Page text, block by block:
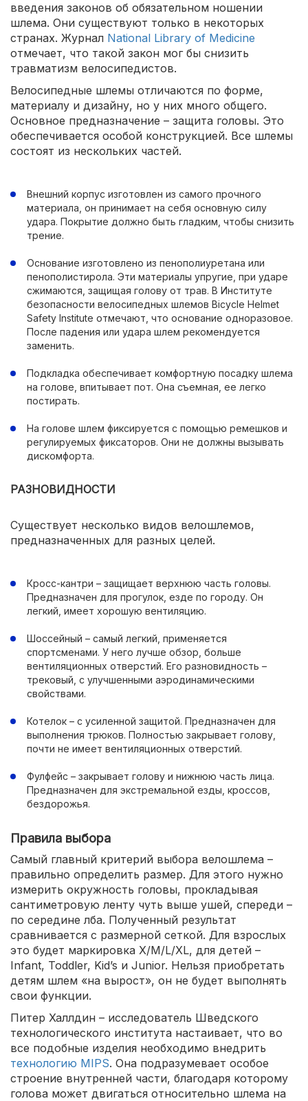
введения законов об обязательном ношении
шлема. Они существуют только в некоторых
странах. Журнал National Library of Medicine
отмечает, что такой закон мог бы снизить
травматизм велосипедистов.
Велосипедные шлемы отличаются по форме,
материалу и дизайну, но у них много общего.
Основное предназначение – защита головы. Это
обеспечивается особой конструкцией. Все шлемы
состоят из нескольких частей.
Внешний корпус изготовлен из самого прочного
материала, он принимает на себя основную силу
удара. Покрытие должно быть гладким, чтобы снизить
трение.
Основание изготовлено из пенополиуретана или
пенополистирола. Эти материалы упругие, при ударе
сжимаются, защищая голову от трав. В Институте
безопасности велосипедных шлемов Bicycle Helmet
Safety Institute отмечают, что основание одноразовое.
После падения или удара шлем рекомендуется
заменить.
Подкладка обеспечивает комфортную посадку шлема
на голове, впитывает пот. Она съемная, ее легко
постирать.
На голове шлем фиксируется с помощью ремешков и
регулируемых фиксаторов. Они не должны вызывать
дискомфорта.
РАЗНОВИДНОСТИ
Существует несколько видов велошлемов,
предназначенных для разных целей.
Кросс-кантри – защищает верхнюю часть головы.
Предназначен для прогулок, езде по городу. Он
легкий, имеет хорошую вентиляцию.
Шоссейный – самый легкий, применяется
спортсменами. У него лучше обзор, больше
вентиляционных отверстий. Его разновидность –
трековый, с улучшенными аэродинамическими
свойствами.
Котелок – с усиленной защитой. Предназначен для
выполнения трюков. Полностью закрывает голову,
почти не имеет вентиляционных отверстий.
Фулфейс – закрывает голову и нижнюю часть лица.
Предназначен для экстремальной езды, кроссов,
бездорожья.
Правила выбора
Самый главный критерий выбора велошлема –
правильно определить размер. Для этого нужно
измерить окружность головы, прокладывая
сантиметровую ленту чуть выше ушей, спереди –
по середине лба. Полученный результат
сравнивается с размерной сеткой. Для взрослых
это будет маркировка X/M/L/XL, для детей –
Infant, Toddler, Kid’s и Junior. Нельзя приобретать
детям шлем «на вырост», он не будет выполнять
свои функции.
Питер Халлдин – исследователь Шведского
технологического института настаивает, что во
все подобные изделия необходимо внедрить
технологию MIPS. Она подразумевает особое
строение внутренней части, благодаря которому
голова может двигаться относительно шлема на